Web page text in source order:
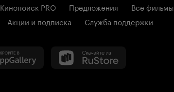
Кинопоиск PRO Предложения Все фильмы
Акции и подписка Служба поддержки